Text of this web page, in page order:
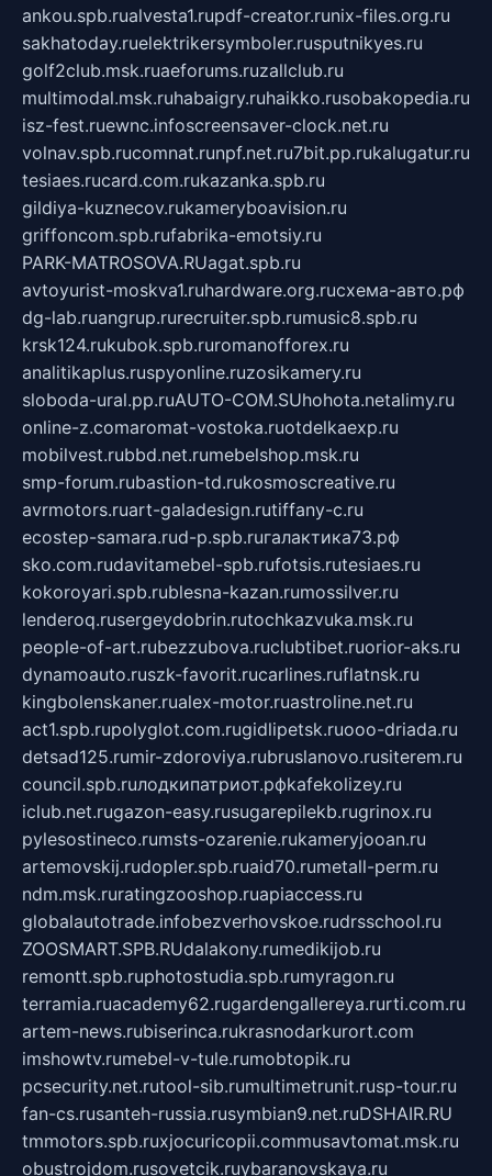
ankou.spb.rualvesta1.rupdf-creator.runix-files.org.ru
sakhatoday.ruelektrikersymboler.rusputnikyes.ru
golf2club.msk.ruaeforums.ruzallclub.ru
multimodal.msk.ruhabaigry.ruhaikko.rusobakopedia.ru
isz-fest.ruewnc.infoscreensaver-clock.net.ru
volnav.spb.rucomnat.runpf.net.ru7bit.pp.rukalugatur.ru
tesiaes.rucard.com.rukazanka.spb.ru
gildiya-kuznecov.rukameryboavision.ru
griffoncom.spb.rufabrika-emotsiy.ru
PARK-MATROSOVA.RUagat.spb.ru
avtoyurist-moskva1.ruhardware.org.ruсхема-авто.рф
dg-lab.ruangrup.rurecruiter.spb.rumusic8.spb.ru
krsk124.rukubok.spb.ruromanofforex.ru
analitikaplus.ruspyonline.ruzosikamery.ru
sloboda-ural.pp.ruAUTO-COM.SUhohota.netalimy.ru
online-z.comaromat-vostoka.ruotdelkaexp.ru
mobilvest.rubbd.net.rumebelshop.msk.ru
smp-forum.rubastion-td.rukosmoscreative.ru
avrmotors.ruart-galadesign.rutiffany-c.ru
ecostep-samara.rud-p.spb.ruгалактика73.рф
sko.com.rudavitamebel-spb.rufotsis.rutesiaes.ru
kokoroyari.spb.rublesna-kazan.rumossilver.ru
lenderoq.rusergeydobrin.rutochkazvuka.msk.ru
people-of-art.rubezzubova.ruclubtibet.ruorior-aks.ru
dynamoauto.ruszk-favorit.rucarlines.ruflatnsk.ru
kingbolenskaner.rualex-motor.ruastroline.net.ru
act1.spb.rupolyglot.com.rugidlipetsk.ruooo-driada.ru
detsad125.rumir-zdoroviya.rubruslanovo.rusiterem.ru
council.spb.ruлодкипатриот.рфkafekolizey.ru
iclub.net.rugazon-easy.rusugarepilekb.rugrinox.ru
pylesostineco.rumsts-ozarenie.rukameryjooan.ru
artemovskij.rudopler.spb.ruaid70.rumetall-perm.ru
ndm.msk.ruratingzooshop.ruapiaccess.ru
globalautotrade.infobezverhovskoe.rudrsschool.ru
ZOOSMART.SPB.RUdalakony.rumedikijob.ru
remontt.spb.ruphotostudia.spb.rumyragon.ru
terramia.ruacademy62.rugardengallereya.rurti.com.ru
artem-news.rubiserinca.rukrasnodarkurort.com
imshowtv.rumebel-v-tule.rumobtopik.ru
pcsecurity.net.rutool-sib.rumultimetrunit.rusp-tour.ru
fan-cs.rusanteh-russia.rusymbian9.net.ruDSHAIR.RU
tmmotors.spb.ruxjocuricopii.commusavtomat.msk.ru
obustrojdom.rusovetcik.ruybaranovskaya.ru